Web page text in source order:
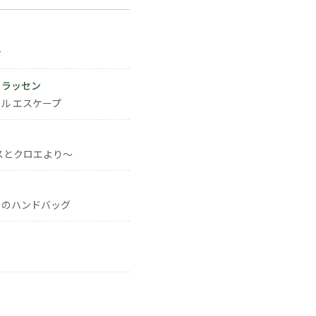
ッセン
エスケープ
クロエより～
ハンドバッグ